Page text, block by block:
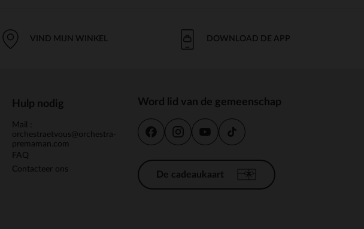
VIND MIJN WINKEL DOWNLOAD DE APP
Hulp nodig
Mail :
orchestraetvous@orchestra-
premaman.com
FAQ
Contacteer ons
Word lid van de gemeenschap
De cadeaukaart